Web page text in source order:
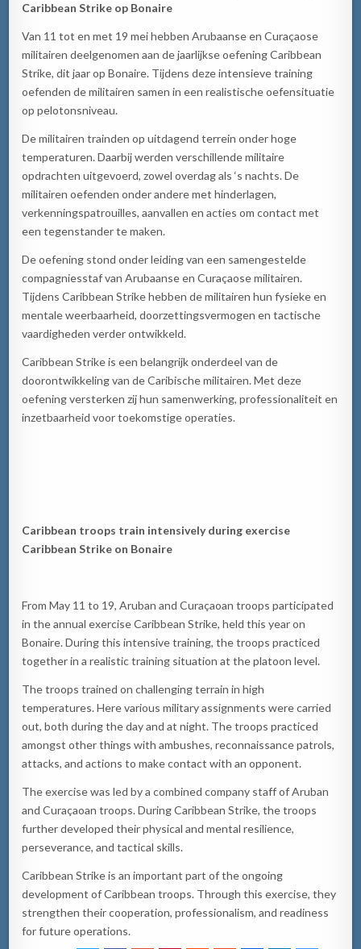
Caribbean Strike op Bonaire
Van 11 tot en met 19 mei hebben Arubaanse en Curaçaose
militairen deelgenomen aan de jaarlijkse oefening Caribbean
Strike, dit jaar op Bonaire. Tijdens deze intensieve training
oefenden de militairen samen in een realistische oefensituatie
op pelotonsniveau.
De militairen trainden op uitdagend terrein onder hoge
temperaturen. Daarbij werden verschillende militaire
opdrachten uitgevoerd, zowel overdag als ‘s nachts. De
militairen oefenden onder andere met hinderlagen,
verkenningspatrouilles, aanvallen en acties om contact met
een tegenstander te maken.
De oefening stond onder leiding van een samengestelde
compagniesstaf van Arubaanse en Curaçaose militairen.
Tijdens Caribbean Strike hebben de militairen hun fysieke en
mentale weerbaarheid, doorzettingsvermogen en tactische
vaardigheden verder ontwikkeld.
Caribbean Strike is een belangrijk onderdeel van de
doorontwikkeling van de Caribische militairen. Met deze
oefening versterken zij hun samenwerking, professionaliteit en
inzetbaarheid voor toekomstige operaties.
Caribbean troops train intensively during exercise
Caribbean Strike on Bonaire
From May 11 to 19, Aruban and Curaçaoan troops participated
in the annual exercise Caribbean Strike, held this year on
Bonaire. During this intensive training, the troops practiced
together in a realistic training situation at the platoon level.
The troops trained on challenging terrain in high
temperatures. Here various military assignments were carried
out, both during the day and at night. The troops practiced
amongst other things with ambushes, reconnaissance patrols,
attacks, and actions to make contact with an opponent.
The exercise was led by a combined company staff of Aruban
and Curaçaoan troops. During Caribbean Strike, the troops
further developed their physical and mental resilience,
perseverance, and tactical skills.
Caribbean Strike is an important part of the ongoing
development of Caribbean troops. Through this exercise, they
strengthen their cooperation, professionalism, and readiness
for future operations.